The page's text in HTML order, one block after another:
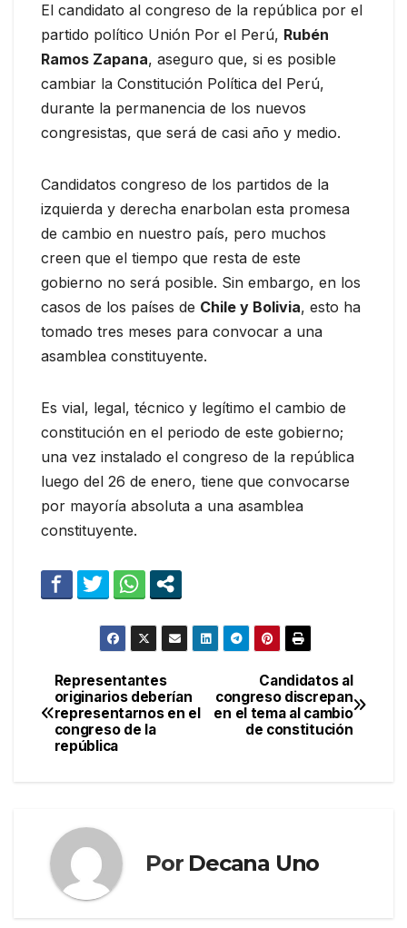
El candidato al congreso de la república por el
partido político Unión Por el Perú, Rubén
Ramos Zapana, aseguro que, si es posible
cambiar la Constitución Política del Perú,
durante la permanencia de los nuevos
congresistas, que será de casi año y medio.
Candidatos congreso de los partidos de la
izquierda y derecha enarbolan esta promesa
de cambio en nuestro país, pero muchos
creen que el tiempo que resta de este
gobierno no será posible. Sin embargo, en los
casos de los países de Chile y Bolivia, esto ha
tomado tres meses para convocar a una
asamblea constituyente.
Es vial, legal, técnico y legítimo el cambio de
constitución en el periodo de este gobierno;
una vez instalado el congreso de la república
luego del 26 de enero, tiene que convocarse
por mayoría absoluta a una asamblea
constituyente.
Navegación
de
entradas
Candidatos al
congreso discrepan
en el tema al cambio
de constitución
Representantes
originarios deberían
representarnos en el
congreso de la
república
Por Decana Uno